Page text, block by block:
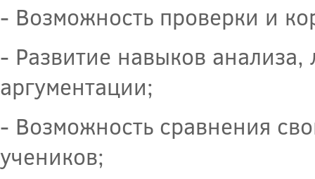
- Возможность проверки и
- Развитие навыков
аргументации;
- Возможность сравнения
учеников;